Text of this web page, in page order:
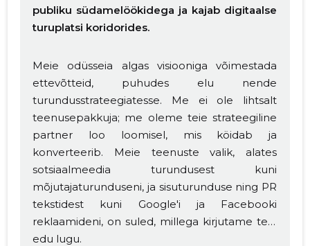
publiku südamelöökidega ja kajab digitaalse
turuplatsi koridorides.
Meie odüsseia algas visiooniga võimestada
ettevõtteid, puhudes elu nende
turundusstrateegiatesse. Me ei ole lihtsalt
teenusepakkuja; me oleme teie strateegiline
partner loo loomisel, mis köidab ja
konverteerib. Meie teenuste valik, alates
sotsiaalmeedia turundusest kuni
mõjutajaturunduseni, ja sisuturunduse ning PR
tekstidest kuni Google'i ja Facebooki
reklaamideni, on suled, millega kirjutame teie
edu lugu.